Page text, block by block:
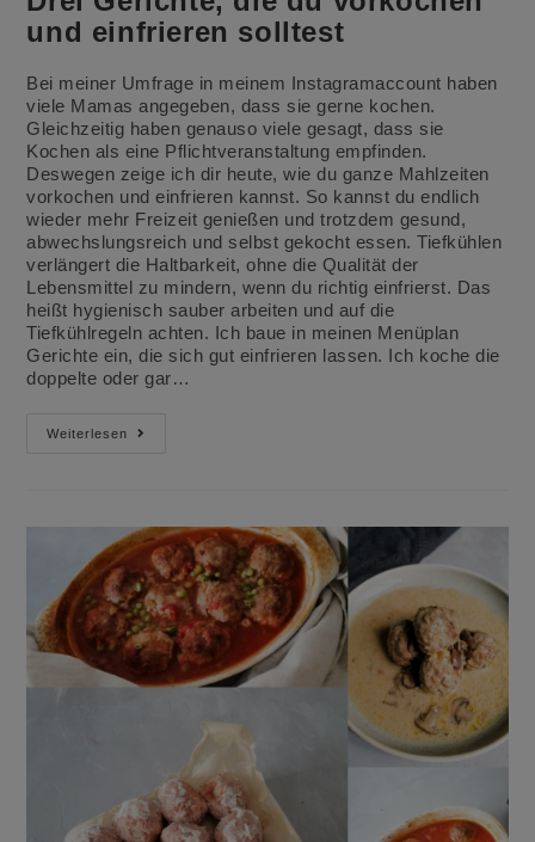
und einfrieren solltest
Bei meiner Umfrage in meinem Instagramaccount haben
viele Mamas angegeben, dass sie gerne kochen.
Gleichzeitig haben genauso viele gesagt, dass sie
Kochen als eine Pflichtveranstaltung empfinden.
Deswegen zeige ich dir heute, wie du ganze Mahlzeiten
vorkochen und einfrieren kannst. So kannst du endlich
wieder mehr Freizeit genießen und trotzdem gesund,
abwechslungsreich und selbst gekocht essen. Tiefkühlen
verlängert die Haltbarkeit, ohne die Qualität der
Lebensmittel zu mindern, wenn du richtig einfrierst. Das
heißt hygienisch sauber arbeiten und auf die
Tiefkühlregeln achten. Ich baue in meinen Menüplan
Gerichte ein, die sich gut einfrieren lassen. Ich koche die
doppelte oder gar…
Weiterlesen
Drei
Einfrieren
Solltest